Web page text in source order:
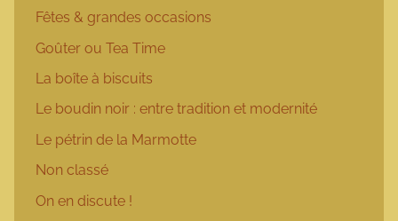
Fêtes & grandes occasions
Goûter ou Tea Time
La boîte à biscuits
Le boudin noir : entre tradition et modernité
Le pétrin de la Marmotte
Non classé
On en discute !